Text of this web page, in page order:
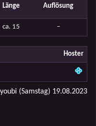
Länge Auflösung
ca. 15 –
Hoster
(Samstag) 19.08.2023